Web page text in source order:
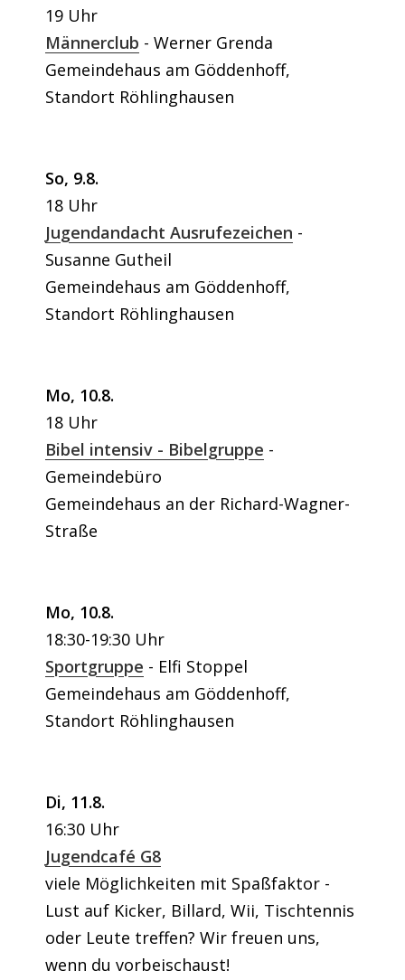
19 Uhr
Männerclub
Werner Grenda
Gemeindehaus am Göddenhoff,
Standort Röhlinghausen
So, 9.8.
18 Uhr
Jugendandacht Ausrufezeichen
Susanne Gutheil
Gemeindehaus am Göddenhoff,
Standort Röhlinghausen
Mo, 10.8.
18 Uhr
Bibel intensiv - Bibelgruppe
Gemeindebüro
Gemeindehaus an der Richard-Wagner-
Straße
Mo, 10.8.
18:30-19:30 Uhr
Sportgruppe
Elfi Stoppel
Gemeindehaus am Göddenhoff,
Standort Röhlinghausen
Di, 11.8.
16:30 Uhr
Jugendcafé G8
viele Möglichkeiten mit Spaßfaktor -
Lust auf Kicker, Billard, Wii, Tischtennis
oder Leute treffen? Wir freuen uns,
wenn du vorbeischaust!